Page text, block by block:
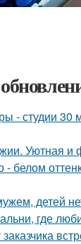
- студии 30
Уютная и
- белом
детей
где